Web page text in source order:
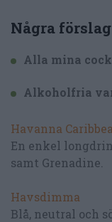
Några
Alla mina
Alkoholfria
Havanna
En enkel
samt Grenadine.
Havsdimma
Blå, neutral och